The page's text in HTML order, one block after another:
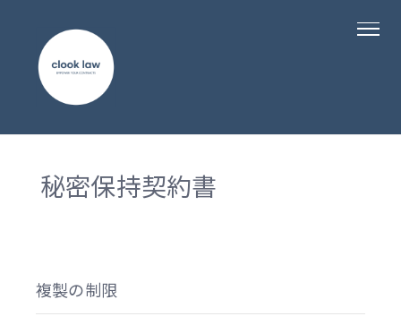
秘密保持契約書
複製の制限